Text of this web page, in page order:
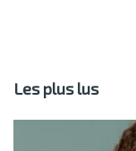
Les plus lus